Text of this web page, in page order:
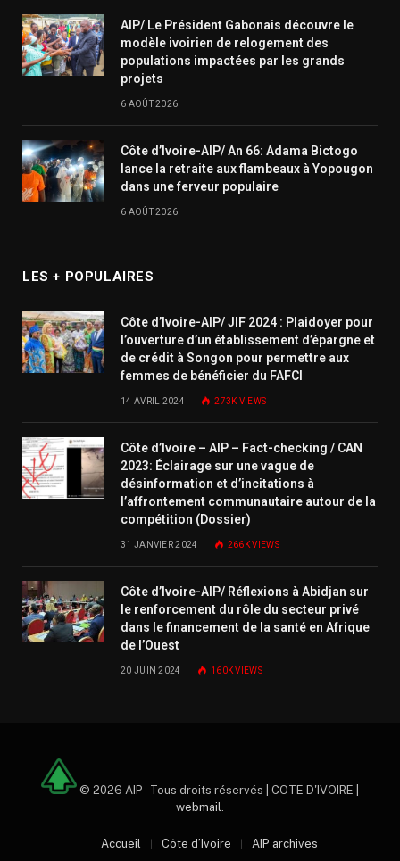
AIP/ Le Président Gabonais découvre le
modèle ivoirien de relogement des
populations impactées par les grands
projets
6 AOÛT 2026
Côte d’Ivoire-AIP/ An 66: Adama Bictogo
lance la retraite aux flambeaux à Yopougon
dans une ferveur populaire
6 AOÛT 2026
LES + POPULAIRES
Côte d’Ivoire-AIP/ JIF 2024 : Plaidoyer pour
l’ouverture d’un établissement d’épargne et
de crédit à Songon pour permettre aux
femmes de bénéficier du FAFCI
14 AVRIL 2024 273KVIEWS
Côte d’Ivoire – AIP – Fact-checking / CAN
2023: Éclairage sur une vague de
désinformation et d’incitations à
l’affrontement communautaire autour de la
compétition (Dossier)
31 JANVIER 2024 266KVIEWS
Côte d’Ivoire-AIP/ Réflexions à Abidjan sur
le renforcement du rôle du secteur privé
dans le financement de la santé en Afrique
de l’Ouest
20 JUIN 2024 160KVIEWS
© 2026 AIP - Tous droits réservés | COTE D'IVOIRE |
webmail.
Accueil Côte d’Ivoire AIP archives